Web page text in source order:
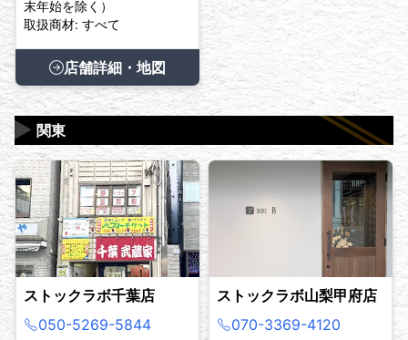
末年始を除く）
取扱商材: すべて
店舗詳細・地図
関東
▶
ストックラボ千葉店
050-5269-5844
ストックラボ山梨甲府店
070-3369-4120